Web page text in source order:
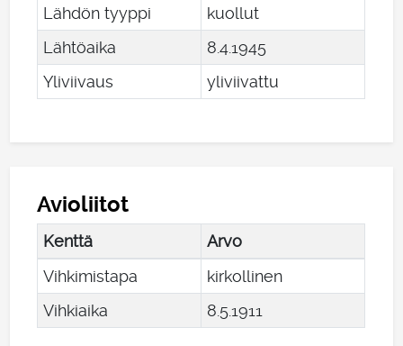
Lähdön tyyppi
kuollut
Lähtöaika
84.1945
Yliviivaus
yliviivattu
Avioliitot
Kenttä
Arvo
Vihkimistapa
kirkollinen
Vihkiaika
8 5.1911